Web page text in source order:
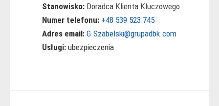
Stanowisko: Doradca Klienta Kluczowego
Numer telefonu: +48 539 523 745
Adres email: G.Szabelski@grupadbk.com
Usługi: ubezpieczenia